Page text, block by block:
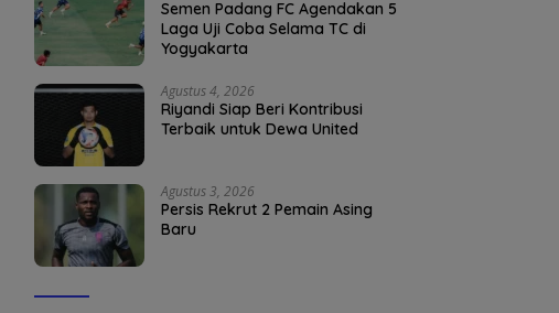
Semen Padang FC Agendakan 5
Laga Uji Coba Selama TC di
Yogyakarta
Agustus 4, 2026
Riyandi Siap Beri Kontribusi
Terbaik untuk Dewa United
Agustus 3, 2026
Persis Rekrut 2 Pemain Asing
Baru